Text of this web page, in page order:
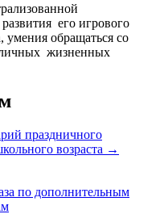
его игрового
умения обращаться со
жизненных
праздничного
возраста →
по дополнительным